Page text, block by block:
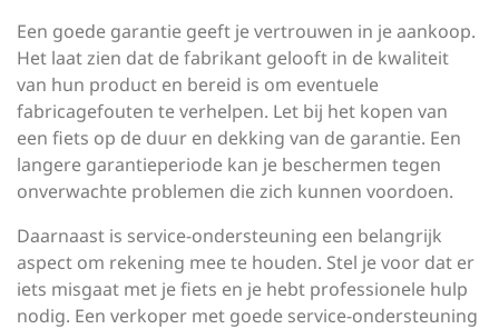
Een goede garantie geeft je vertrouwen in je aankoop.
Het laat zien dat de fabrikant gelooft in de kwaliteit
van hun product en bereid is om eventuele
fabricagefouten te verhelpen. Let bij het kopen van
een fiets op de duur en dekking van de garantie. Een
langere garantieperiode kan je beschermen tegen
onverwachte problemen die zich kunnen voordoen.
Daarnaast is service-ondersteuning een belangrijk
aspect om rekening mee te houden. Stel je voor dat er
iets misgaat met je fiets en je hebt professionele hulp
nodig. Een verkoper met goede service-ondersteuning